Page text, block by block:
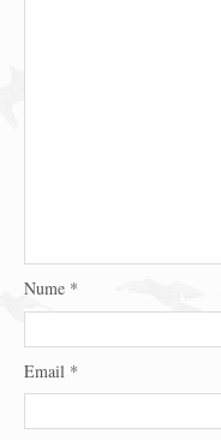
Nume *
Email *